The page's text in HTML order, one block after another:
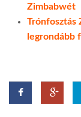
GLOBOBOOK
Zimbabwét
Trónfosztás
legrondább